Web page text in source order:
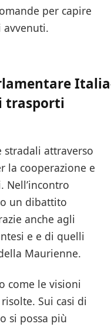
per capire
trasporti
attraverso
la cooperazione e
Nell’incontro
un dibattito
anche agli
e e di quelli
Maurienne.
come le visioni
Sui casi di
si possa più